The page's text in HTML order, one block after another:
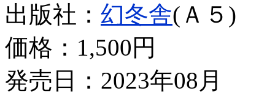
出版社： 幻冬舎(Ａ５)
価格： 1,500円
発売日：2023年08月